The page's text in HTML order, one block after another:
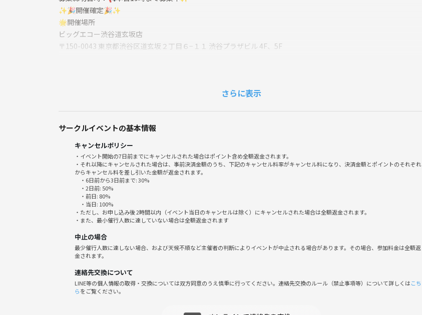
✨🎉開催確定🎉✨
🌟開催場所
ビッグエコー渋谷道玄坂店
〒150-0043 東京都渋谷区道玄坂２丁目６−１１ 渋谷プラザビル 4F、5F
🌟その他
・2部屋で開催予定です🎤
・飲み放題は、ハイボールやサワー系、カクテルなどアルコール＆ソフトドリンクが飲み放題です🍷🍹🥤
・連絡先の交換については、参加者様にお任せしています🙏仲良くなったら聞いてみてください😊
・開催中に、今日の記念とサークルSNS投稿用に写真撮影予定です📸写真NGな方は教えて下さい🙏
⚠️注意事項⚠️
以下の行為はご遠慮ください。
・暴言や迷惑行為
・イベント内容や参加者の写真を無断でSNSなどに投稿する行為
さらに表示
サークルイベントの基本情報
キャンセルポリシー
・イベント開始の7日前までにキャンセルされた場合はポイント含め全額返金されます。
・それ以降にキャンセルされた場合は、事前決済金額のうち、下記のキャンセル料率がキャンセル料になり、決済金額とポイントのそれぞれ
からキャンセル料を差し引いた金額が返金されます。
・6日前から3日前まで: 30%
・2日前: 50%
・前日: 80%
・当日: 100%
・ただし、お申し込み後 2時間以内（イベント当日のキャンセルは除く）にキャンセルされた場合は全額返金されます。
・また、最小催行人数に達していない場合は全額返金されます
中止の場合
最少催行人数に達しない場合、および天候不順など主催者の判断によりイベントが中止される場合があります。その場合、参加料金は全額返
金されます。
連絡先交換について
LINE等の個人情報の取得・交換については双方同意のうえ慎重に行ってください。連絡先交換のルール（禁止事項等）について詳しくはこち
らをご覧ください。